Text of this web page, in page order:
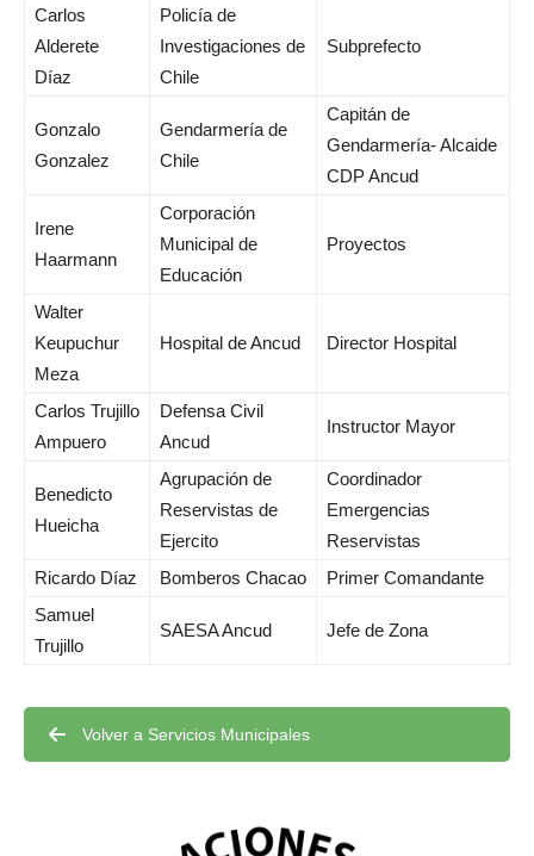
Carlos
Alderete
Díaz
Policía de
Investigaciones de
Chile
Subprefecto
Gonzalo
Gonzalez
Gendarmería de
Chile
Capitán de
Gendarmería- Alcaide
CDP Ancud
Irene
Haarmann
Corporación
Municipal de
Educación
Proyectos
Walter
Keupuchur
Meza
Hospital de Ancud Director Hospital
Carlos Trujillo
Ampuero
Defensa Civil
Ancud
Instructor Mayor
Benedicto
Hueicha
Agrupación de
Reservistas de
Ejercito
Coordinador
Emergencias
Reservistas
Ricardo Díaz
Bomberos Chacao
Primer Comandante
Samuel
Trujillo
SAESA Ancud Jefe de Zona
Volver a Servicios Municipales